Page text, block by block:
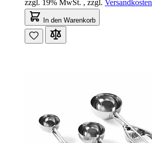
zzgl. 19% MwSt. , zzgl. Versandkosten
In den Warenkorb